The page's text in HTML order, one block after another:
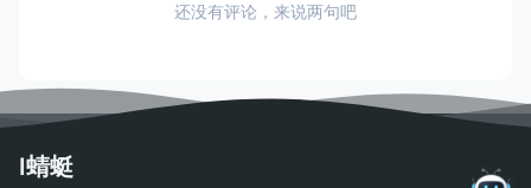
还没有评论，来说两句吧
I蜻蜓